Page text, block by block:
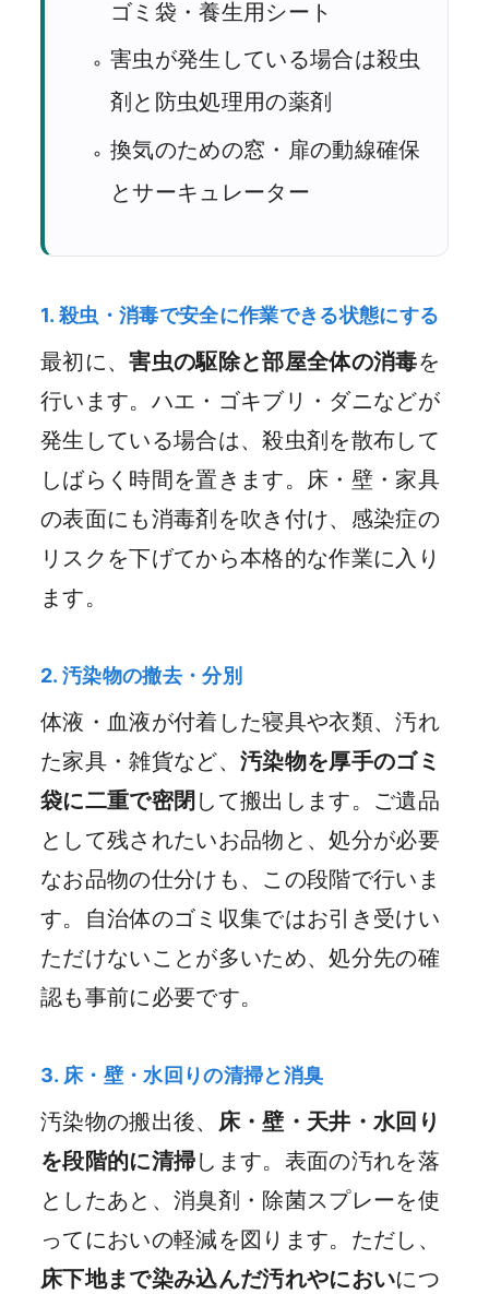
ゴミ袋・養生用シート
害虫が発生している場合は殺虫
剤と防虫処理用の薬剤
換気のための窓・扉の動線確保
とサーキュレーター
1. 殺虫・消毒で安全に作業できる状態にする
最初に、害虫の駆除と部屋全体の消毒を
行います。ハエ・ゴキブリ・ダニなどが
発生している場合は、殺虫剤を散布して
しばらく時間を置きます。床・壁・家具
の表面にも消毒剤を吹き付け、感染症の
リスクを下げてから本格的な作業に入り
ます。
2. 汚染物の撤去・分別
体液・血液が付着した寝具や衣類、汚れ
た家具・雑貨など、汚染物を厚手のゴミ
袋に二重で密閉 して搬出します。ご遺品
として残されたいお品物と、処分が必要
なお品物の仕分けも、この段階で行いま
す。自治体のゴミ収集ではお引き受けい
ただけないことが多いため、処分先の確
認も事前に必要です。
3. 床・壁・水回りの清掃と消臭
汚染物の搬出後、 床・壁・天井・水回り
を段階的に清掃します。表面の汚れを落
としたあと、消臭剤・除菌スプレーを使
ってにおいの軽減を図ります。ただし、
床下地まで染み込んだ汚れやにおいにつ